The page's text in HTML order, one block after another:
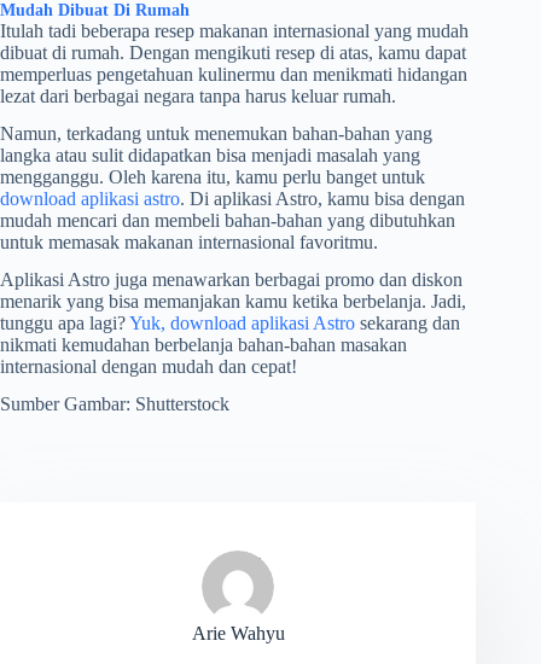
Mudah Dibuat Di Rumah
Itulah tadi beberapa resep makanan internasional yang mudah
dibuat di rumah. Dengan mengikuti resep di atas, kamu dapat
memperluas pengetahuan kulinermu dan menikmati hidangan
lezat dari berbagai negara tanpa harus keluar rumah.
Namun, terkadang untuk menemukan bahan-bahan yang
langka atau sulit didapatkan bisa menjadi masalah yang
mengganggu. Oleh karena itu, kamu perlu banget untuk
download aplikasi astro. Di aplikasi Astro, kamu bisa dengan
mudah mencari dan membeli bahan-bahan yang dibutuhkan
untuk memasak makanan internasional favoritmu.
Aplikasi Astro juga menawarkan berbagai promo dan diskon
menarik yang bisa memanjakan kamu ketika berbelanja. Jadi,
tunggu apa lagi?Yuk, download aplikasi Astro sekarang dan
nikmati kemudahan berbelanja bahan-bahan masakan
internasional dengan mudah dan cepat!
Sumber Gambar: Shutterstock
Arie Wahyu